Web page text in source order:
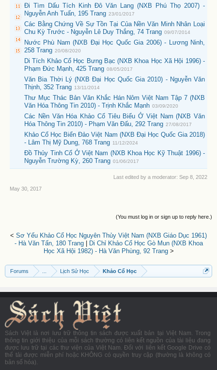
Đi Tìm Dấu Tích Kinh Đô Văn Lang (NXB Phú Thọ 2007) -
Nguyễn Anh Tuấn, 195 Trang 23/01/2017
Các Bằng Chứng Về Sự Tồn Tại Của Nền Văn Minh Nhân Loại
Chu Kỳ Trước - Nguyễn Lê Duy Thắng, 74 Trang 09/07/2014
Nước Phù Nam (NXB Đại Học Quốc Gia 2006) - Lương Ninh,
258 Trang 20/08/2020
Di Tích Khảo Cổ Học Bưng Bạc (NXB Khoa Học Xã Hội 1996) -
Phạm Đức Mạnh, 425 Trang 08/05/2017
Văn Bia Thời Lý (NXB Đại Học Quốc Gia 2010) - Nguyễn Văn
Thịnh, 352 Trang 13/11/2014
Thư Mục Thác Bản Văn Khắc Hán Nôm Việt Nam Tập 7 (NXB
Văn Hóa Thông Tin 2010) - Trịnh Khắc Mạnh 03/09/2020
Các Nền Văn Hóa Khảo Cổ Tiêu Biểu Ở Việt Nam (NXB Văn
Hóa Thông Tin 2010) - Phạm Văn Đấu, 292 Trang 27/08/2017
Khảo Cổ Học Biển Đảo Việt Nam (NXB Đại Học Quốc Gia 2018)
- Lâm Thị Mỹ Dung, 768 Trang 11/12/2024
Đồ Thủy Tinh Cổ Ở Việt Nam (NXB Khoa Học Kỹ Thuật 1996) -
Nguyễn Trường Kỳ, 260 Trang 01/06/2017
Last edited by a moderator: Sep 8, 2022
May 30, 2017
(You must log in or sign up to reply here.)
< Sơ Yếu Khảo Cổ Học Nguyên Thủy Việt Nam (NXB Giáo Dục 1961)
- Hà Văn Tấn, 180 Trang|
Di Chỉ Khảo Cổ Học Gò Mun (NXB Khoa
Học Xã Hội 1982) - Hà Văn Phùng, 92 Trang>
Forums Lịch Sử Học Khảo Cổ Học
Sách Việt là nơi lưu trữ thông tin sách được xuất bản tại Việt Nam. Trong
thông tin giới thiệu của mỗi sách thường có liên kết nguồn của tài liệu đang
được lưu trữ tại các thư viện của Việt Nam. Đối với liên kết Google Drive có
thể tải được miễn phí hoặc KHÔNG có quyền truy cập (thường là không có
bản số hóa).